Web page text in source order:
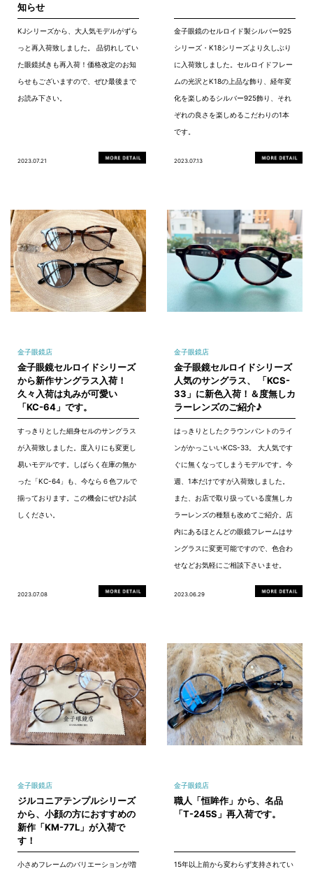
知らせ
KJシリーズから、大人気モデルがずら
っと再入荷致しました。 品切れしてい
た眼鏡拭きも再入荷！価格改定のお知
らせもございますので、ぜひ最後まで
お読み下さい。
2023.07.21
金子眼鏡のセルロイド製シルバー925
シリーズ・K18シリーズより久しぶり
に入荷致しました。セルロイドフレー
ムの光沢とK18の上品な飾り、経年変
化を楽しめるシルバー925飾り、それ
ぞれの良さを楽しめるこだわりの1本
です。
2023.07.13
金子眼鏡店
金子眼鏡セルロイドシリーズ
から新作サングラス入荷！
久々入荷は丸みが可愛い
「KC-64」です。
すっきりとした細身セルのサングラス
が入荷致しました。度入りにも変更し
易いモデルです。しばらく在庫の無か
った「KC-64」も、今なら６色フルで
揃っております。この機会にぜひお試
しください。
2023.07.08
金子眼鏡店
金子眼鏡セルロイドシリーズ
人気のサングラス、 「KCS-
33」に新色入荷！＆度無しカ
ラーレンズのご紹介♪
はっきりとしたクラウンパントのライ
ンがかっこいいKCS-33。 大人気です
ぐに無くなってしまうモデルです。今
週、1本だけですが入荷致しました。
また、お店で取り扱っている度無しカ
ラーレンズの種類も改めてご紹介。店
内にあるほとんどの眼鏡フレームはサ
ングラスに変更可能ですので、色合わ
せなどお気軽にご相談下さいませ。
2023.06.29
金子眼鏡店
ジルコニアテンプルシリーズ
から、小顔の方におすすめの
新作「KM-77L」が入荷で
す！
小さめフレームのバリエーションが増
金子眼鏡店
職人「恒眸作」から、名品
「T-245S」再入荷です。
15年以上前から変わらず支持されてい